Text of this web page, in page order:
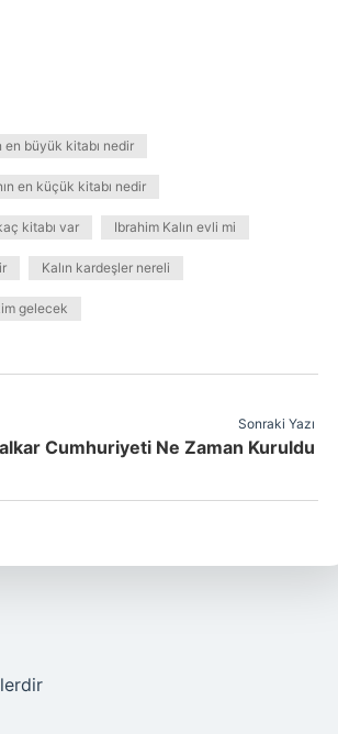
en büyük kitabı nedir
en küçük kitabı nedir
kitabı var Ibrahim Kalın evli mi
Kalın kardeşler nereli
gelecek
Sonraki Yazı
Cumhuriyeti Ne Zaman Kuruldu